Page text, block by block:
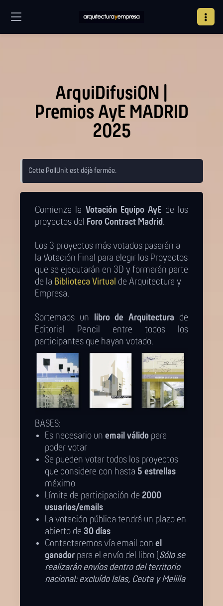
ArquiDifusiON |
Premios AyE MADRID
2025
Cette PollUnit est déjà fermée.
Comienza la Votación Equipo AyE de los
proyectos del Foro Contract Madrid.
Los 3 proyectos más votados pasarán a
la Votación Final para elegir los Proyectos
que se ejecutarán en 3D y formarán parte
de la Biblioteca Virtual de Arquitectura y
Empresa.
Sortemaos un libro de Arquitectura de
Editorial Pencil entre todos los
participantes que hayan votado.
BASES:
Es necesario un email válido para
poder votar
Se pueden votar todos los proyectos
que considere con hasta 5 estrellas
máximo
Límite de participación de 2000
usuarios/emails
La votación pública tendrá un plazo en
abierto de 30 días
Contactaremos vía email con el
ganador para el envío del libro ( Sólo se
realizarán envíos dentro del territorio
nacional: excluído Islas, Ceuta y Melilla